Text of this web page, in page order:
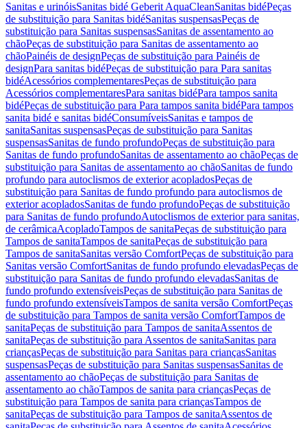
Sanitas e urinóisSanitas bidé Geberit AquaCleanSanitas bidéPeças
de substituição para Sanitas bidéSanitas suspensasPeças de
substituição para Sanitas suspensasSanitas de assentamento ao
chãoPeças de substituição para Sanitas de assentamento ao
chãoPainéis de designPeças de substituição para Painéis de
designPara sanitas bidéPeças de substituição para Para sanitas
bidéAcessórios complementaresPeças de substituição para
Acessórios complementaresPara sanitas bidéPara tampos sanita
bidéPeças de substituição para Para tampos sanita bidéPara tampos
sanita bidé e sanitas bidéConsumíveisSanitas e tampos de
sanitaSanitas suspensasPeças de substituição para Sanitas
suspensasSanitas de fundo profundoPeças de substituição para
Sanitas de fundo profundoSanitas de assentamento ao chãoPeças de
substituição para Sanitas de assentamento ao chãoSanitas de fundo
profundo para autoclismos de exterior acopladosPeças de
substituição para Sanitas de fundo profundo para autoclismos de
exterior acopladosSanitas de fundo profundoPeças de substituição
para Sanitas de fundo profundoAutoclismos de exterior para sanitas,
de cerâmicaAcopladoTampos de sanitaPeças de substituição para
Tampos de sanitaTampos de sanitaPeças de substituição para
Tampos de sanitaSanitas versão ComfortPeças de substituição para
Sanitas versão ComfortSanitas de fundo profundo elevadasPeças de
substituição para Sanitas de fundo profundo elevadasSanitas de
fundo profundo extensíveisPeças de substituição para Sanitas de
fundo profundo extensíveisTampos de sanita versão ComfortPeças
de substituição para Tampos de sanita versão ComfortTampos de
sanitaPeças de substituição para Tampos de sanitaAssentos de
sanitaPeças de substituição para Assentos de sanitaSanitas para
criançasPeças de substituição para Sanitas para criançasSanitas
suspensasPeças de substituição para Sanitas suspensasSanitas de
assentamento ao chãoPeças de substituição para Sanitas de
assentamento ao chãoTampos de sanita para criançasPeças de
substituição para Tampos de sanita para criançasTampos de
sanitaPeças de substituição para Tampos de sanitaAssentos de